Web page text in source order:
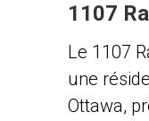
1107
Le 1107
une
Ottawa,